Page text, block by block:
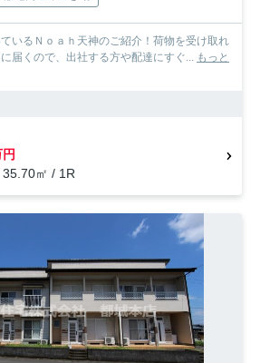
いるＮｏａｈ天神のご紹介！荷物を受け取れ
届くので、出社する方や配達にすぐ... もっと
㎡ / 1R